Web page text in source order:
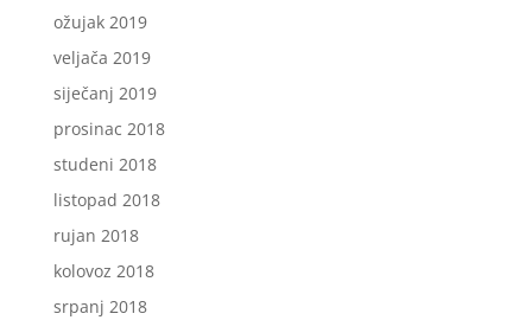
ožujak 2019
veljača 2019
siječanj 2019
prosinac 2018
studeni 2018
listopad 2018
rujan 2018
kolovoz 2018
srpanj 2018